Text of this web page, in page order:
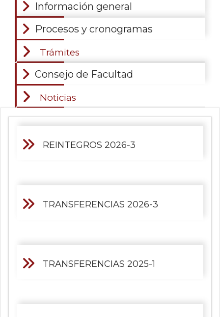
Información general
Procesos y cronogramas
Trámites
Consejo de Facultad
Noticias
REINTEGROS 2026-3
TRANSFERENCIAS 2026-3
TRANSFERENCIAS 2025-1